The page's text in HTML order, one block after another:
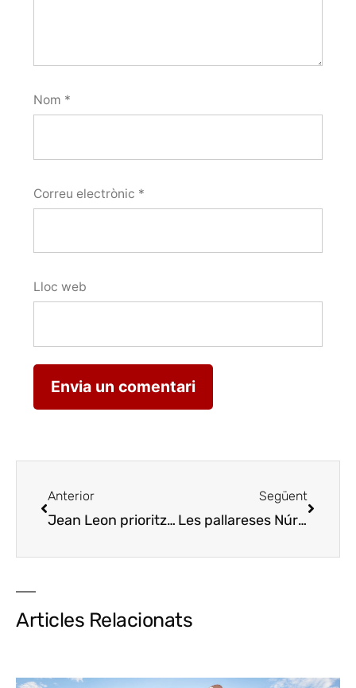
Nom *
Correu electrònic *
Lloc web
Anterior
Jean Leon prioritza la varietat petit verdot en el seu vi 3055 per la seva adaptació al canvi climàtic
Següent
Les pallareses Núria Bigorra i Ingrid Sebastia porten al D’VINES els seus vins del Pirineu
Articles Relacionats